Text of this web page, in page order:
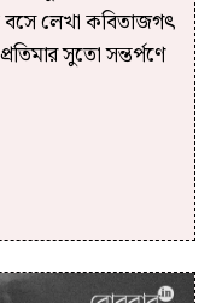
বসে লেখা কবিতাজগৎ
সুতো সন্তর্পণে